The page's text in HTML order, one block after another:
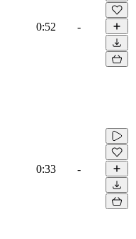
0:52 -
0:33 -